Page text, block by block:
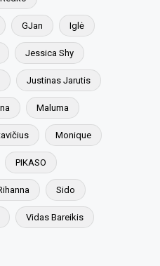
GJan Iglė
Jessica Shy
Justinas Jarutis
Maluma
Monique
PIKASO
Sido
Vidas Bareikis